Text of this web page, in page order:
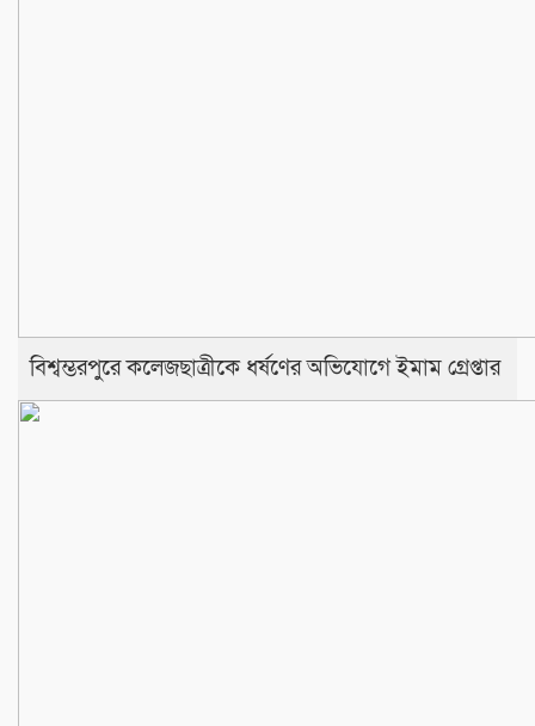
বিশ্বম্ভরপুরে কলেজছাত্রীকে ধর্ষণের অভিযোগে ইমাম গ্রেপ্তার